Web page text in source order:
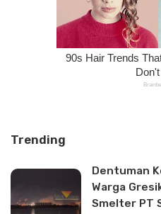
Trending
Dentuman
Warga
Smelter PT